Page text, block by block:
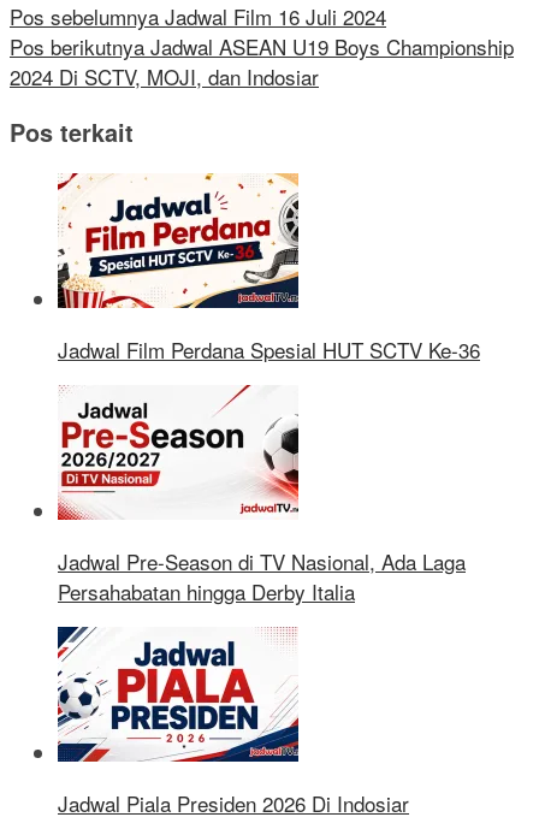
Pos sebelumnya Jadwal Film 16 Juli 2024
Pos berikutnya Jadwal ASEAN U19 Boys Championship
2024 Di SCTV, MOJI, dan Indosiar
Pos terkait
Jadwal Film Perdana Spesial HUT SCTV Ke-36
Jadwal Pre-Season di TV Nasional, Ada Laga
Persahabatan hingga Derby Italia
Jadwal Piala Presiden 2026 Di Indosiar